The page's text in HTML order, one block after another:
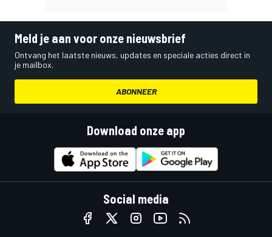
Meld je aan voor onze nieuwsbrief
Ontvang het laatste nieuws, updates en speciale acties direct in
je mailbox.
ABONNEER
Download onze app
Social media